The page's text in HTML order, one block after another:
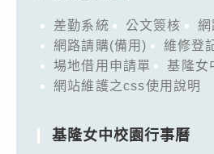
差勤系統 公文簽核
網
網路請購(備用)
維修登
場地借用申請單
基隆女
網站維護之css使用說明
基隆女中校園行事曆